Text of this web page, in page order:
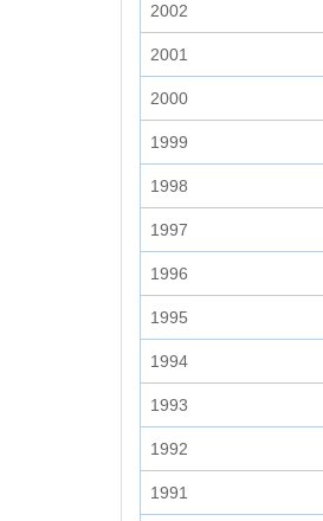
2002
2001
2000
1999
1998
1997
1996
1995
1994
1993
1992
1991